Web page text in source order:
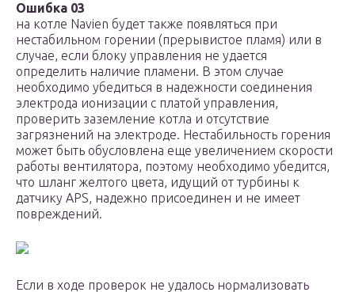
Ошибка 03
на котле Navien будет также появляться при
нестабильном горении (прерывистое пламя) или в
случае, если блоку управления не удается
определить наличие пламени. В этом случае
необходимо убедиться в надежности соединения
электрода ионизации с платой управления,
проверить заземление котла и отсутствие
загрязнений на электроде. Нестабильность горения
может быть обусловлена еще увеличением скорости
работы вентилятора, поэтому необходимо убедится,
что шланг желтого цвета, идущий от турбины к
датчику APS, надежно присоединен и не имеет
повреждений.
Если в ходе проверок не удалось нормализовать